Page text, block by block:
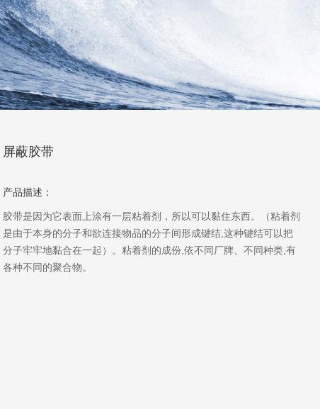
屏蔽胶带
产品描述：
胶带是因为它表面上涂有一层粘着剂，所以可以黏住东西。（粘着剂
是由于本身的分子和欲连接物品的分子间形成键结,这种键结可以把
分子牢牢地黏合在一起）。粘着剂的成份,依不同厂牌、不同种类,有
各种不同的聚合物。